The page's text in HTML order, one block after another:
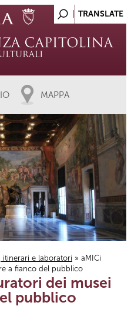
MAPPA
itinerari e laboratori » aMICi
a fianco del pubblico
dei musei
pubblico